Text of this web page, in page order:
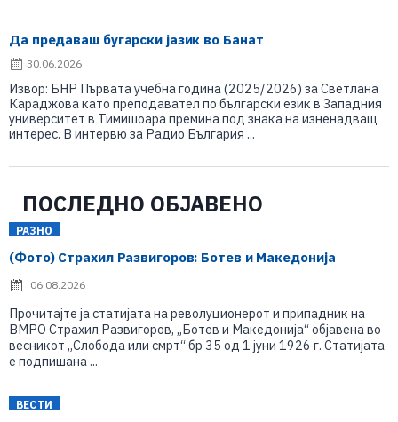
Да предаваш бугарски јазик во Банат
30.06.2026
Извор: БНР Първата учебна година (2025/2026) за Светлана
Караджова като преподавател по български език в Западния
университет в Тимишоара премина под знака на изненадващ
интерес. В интервю за Радио България ...
ПОСЛЕДНО ОБЈАВЕНО
РАЗНО
(Фото) Страхил Развигоров: Ботев и Македонија
06.08.2026
Прочитајте ја статијата на револуционерот и припадник на
ВМРО Страхил Развигоров, „Ботев и Македонија“ објавена во
весникот „Слобода или смрт“ бр 35 од 1 јуни 1926 г. Статијата
е подпишана ...
ВЕСТИ